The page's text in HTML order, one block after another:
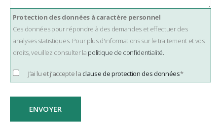
Protection des données à caractère personnel
Ces données pour répondre à des demandes et effectuer des
analyses statistiques. Pour plus d'informations sur le traitement et vos
droits, veuillez consulter la politique de confidentialité.
J’ai lu et j’accepte laclause de protection des données*